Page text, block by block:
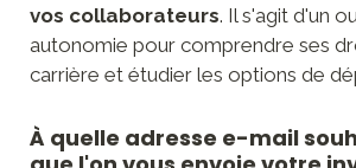
vos collaborateurs. Il s'agit d'un
autonomie pour comprendre ses
carrière et étudier les options de
À quelle adresse e-mail